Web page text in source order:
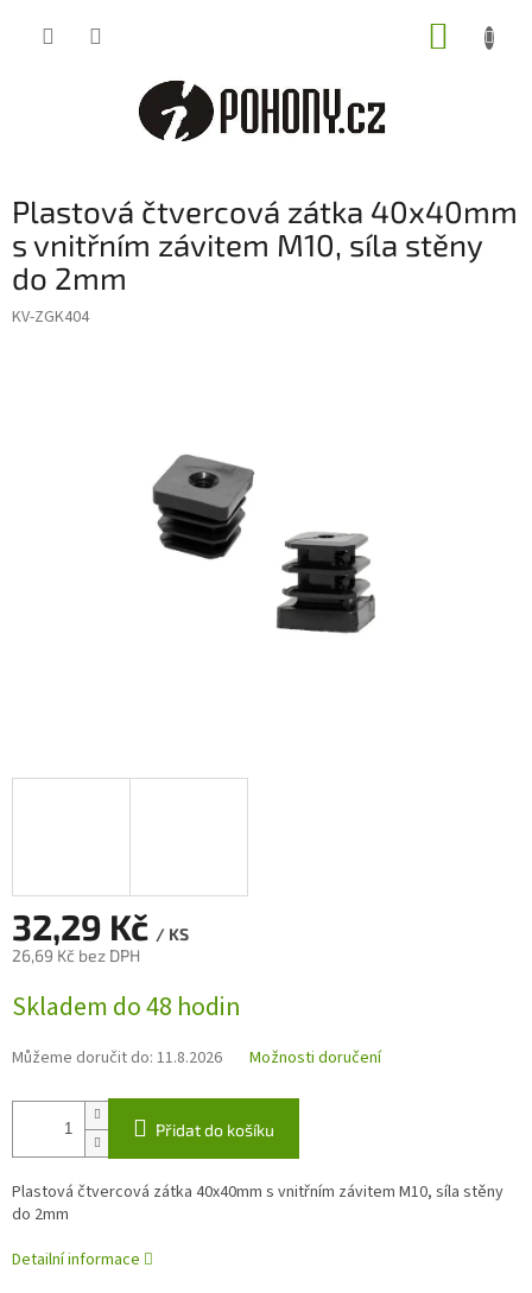
Plastová čtvercová zátka 40x40mm
s vnitřním závitem M10, síla stěny
do 2mm
KV-ZGK404
32,29 Kč / KS
26,69 Kč bez DPH
cena:
Skladem do 48 hodin
Můžeme doručit do: 11.8.2026 Možnosti doručení
Přidat do košíku
Plastová čtvercová zátka 40x40mm s vnitřním závitem M10, síla stěny
do 2mm
Detailní informace